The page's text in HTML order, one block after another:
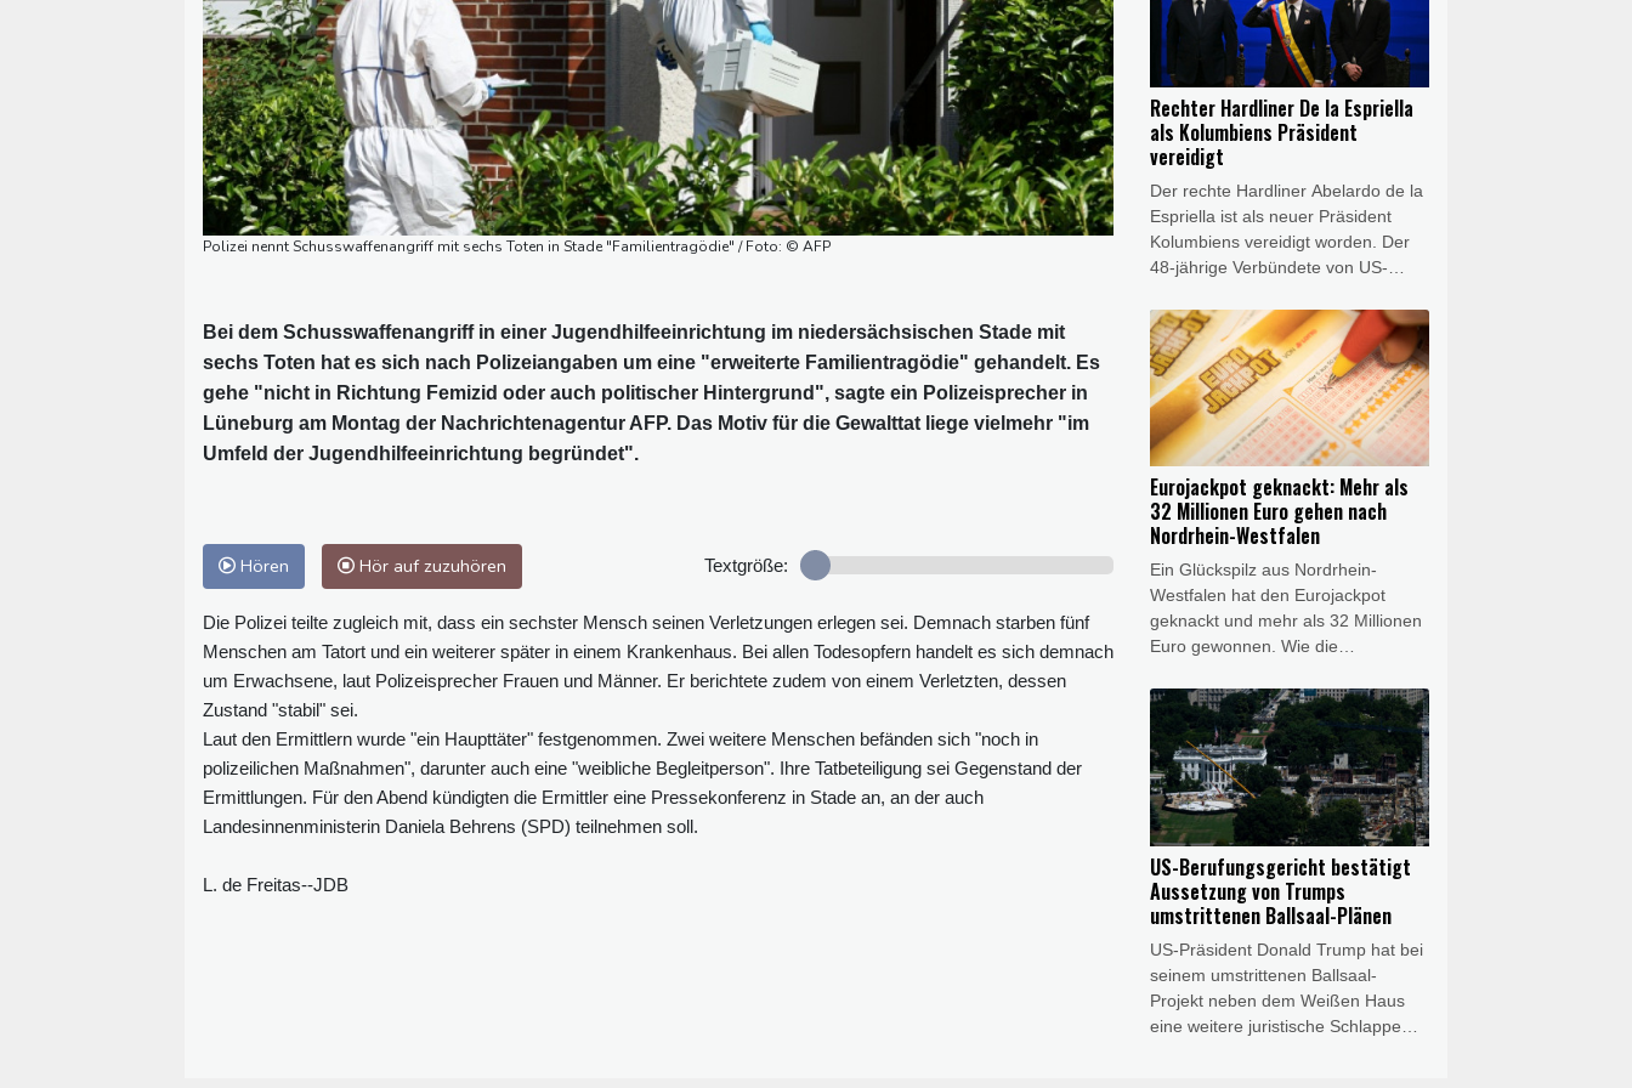
Polizei nennt Schusswaffenangriff mit sechs Toten in Stade "Familientragödie" / Foto: © AFP
Bei dem Schusswaffenangriff in einer Jugendhilfeeinrichtung im niedersächsischen Stade mit
sechs Toten hat es sich nach Polizeiangaben um eine "erweiterte Familientragödie" gehandelt. Es
gehe "nicht in Richtung Femizid oder auch politischer Hintergrund", sagte ein Polizeisprecher in
Lüneburg am Montag der Nachrichtenagentur AFP. Das Motiv für die Gewalttat liege vielmehr "im
Umfeld der Jugendhilfeeinrichtung begründet".
Hören Hör auf zuzuhören Textgröße:
Die Polizei teilte zugleich mit, dass ein sechster Mensch seinen Verletzungen erlegen sei. Demnach starben fünf
Menschen am Tatort und ein weiterer später in einem Krankenhaus. Bei allen Todesopfern handelt es sich demnach
um Erwachsene, laut Polizeisprecher Frauen und Männer. Er berichtete zudem von einem Verletzten, dessen
Zustand "stabil" sei.
Laut den Ermittlern wurde "ein Haupttäter" festgenommen. Zwei weitere Menschen befänden sich "noch in
polizeilichen Maßnahmen", darunter auch eine "weibliche Begleitperson". Ihre Tatbeteiligung sei Gegenstand der
Ermittlungen. Für den Abend kündigten die Ermittler eine Pressekonferenz in Stade an, an der auch
Landesinnenministerin Daniela Behrens (SPD) teilnehmen soll.
L. de Freitas--JDB
in Flüssen "den Schiffstransport
jetzt durch hunderte oder tausende
Lkw-Fahrten zu ersetzen", sagte
der BUND-Chef Olaf Bandt der
"Rheinischen Post"
(Samstagsausgabe). Dies werde
"Menschen und Klima" belasten.
Rechter Hardliner De la Espriella
als Kolumbiens Präsident
vereidigt
Der rechte Hardliner Abelardo de la
Espriella ist als neuer Präsident
Kolumbiens vereidigt worden. Der
48-jährige Verbündete von US-
Freitag in der
südwestkolumbianischen Großstadt
Cali den Amtseid ab und trat damit
die Nachfolge des linken
Präsidenten Gustavo Petro an. De
la Espriella will unter anderem den
Kampf gegen Guerillagruppen und
den Drogenhandel im Land deutlich
verschärfen und die Beziehungen
zu den USA wieder ausbauen.
Eurojackpot geknackt: Mehr als
32 Millionen Euro gehen nach
Nordrhein-Westfalen
Ein Glückspilz aus Nordrhein-
Westfalen hat den Eurojackpot
geknackt und mehr als 32 Millionen
Euro gewonnen. Wie die
mitteilte, bekommt die Gewinnerin
oder der Gewinner 32.658.025
Euro. Die richtigen Gewinnzahlen
lauteten eins, drei, sechs, 13 und
23, mit den Eurozahlen fünf und
sieben.
US-Berufungsgericht bestätigt
Aussetzung von Trumps
umstrittenen Ballsaal-Plänen
US-Präsident Donald Trump hat bei
seinem umstrittenen Ballsaal-
Projekt neben dem Weißen Haus
eine weitere juristische Schlappe